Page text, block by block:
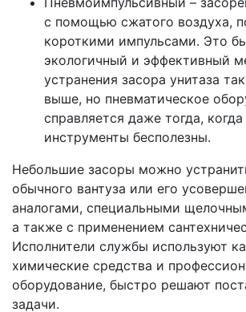
с помощью сжатого воздуха,
короткими импульсами. Это
экологичный и эффективный
устранения засора унитаза
выше, но пневматическое
справляется даже тогда,
инструменты бесполезны.
Небольшие засоры можно
обычного вантуза или его
аналогами, специальными
а также с применением
Исполнители службы используют
химические средства и
оборудование, быстро решают
задачи.